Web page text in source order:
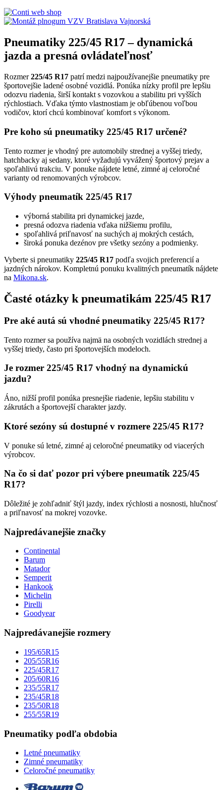
Pneumatiky 225/45 R17 – dynamická
jazda a presná ovládateľnosť
Rozmer225/45 R17 patrí medzi najpoužívanejšie pneumatiky pre
športovejšie ladené osobné vozidlá. Ponúka nízky profil pre lepšiu
odozvu riadenia, širší kontakt s vozovkou a stabilitu pri vyšších
rýchlostiach. Vďaka týmto vlastnostiam je obľúbenou voľbou
vodičov, ktorí chcú kombinovať komfort s výkonom.
Pre koho sú pneumatiky 225/45 R17 určené?
Tento rozmer je vhodný pre automobily strednej a vyššej triedy,
hatchbacky aj sedany, ktoré vyžadujú vyvážený športový prejav a
spoľahlivú trakciu. V ponuke nájdete letné, zimné aj celoročné
varianty od renomovaných výrobcov.
Výhody pneumatík 225/45 R17
výborná stabilita pri dynamickej jazde,
presná odozva riadenia vďaka nižšiemu profilu,
spoľahlivá priľnavosť na suchých aj mokrých cestách,
široká ponuka dezénov pre všetky sezóny a podmienky.
Vyberte si pneumatiky 225/45 R17 podľa svojich preferencií a
jazdných nárokov. Kompletnú ponuku kvalitných pneumatík nájdete
na Mikona.sk.
Časté otázky k pneumatikám 225/45 R17
Pre aké autá sú vhodné pneumatiky 225/45 R17?
Tento rozmer sa používa najmä na osobných vozidlách strednej a
vyššej triedy, často pri športovejších modeloch.
Je rozmer 225/45 R17 vhodný na dynamickú
jazdu?
Áno, nižší profil ponúka presnejšie riadenie, lepšiu stabilitu v
zákrutách a športovejší charakter jazdy.
Ktoré sezóny sú dostupné v rozmere 225/45 R17?
V ponuke sú letné, zimné aj celoročné pneumatiky od viacerých
výrobcov.
Na čo si dať pozor pri výbere pneumatík 225/45
R17?
Dôležité je zohľadniť štýl jazdy, index rýchlosti a nosnosti, hlučnosť
a priľnavosť na mokrej vozovke.
Najpredávanejšie značky
Continental
Barum
Matador
Semperit
Hankook
Michelin
Pirelli
Goodyear
Najpredávanejšie rozmery
195/65R15
205/55R16
225/45R17
205/60R16
235/55R17
235/45R18
235/50R18
255/55R19
Pneumatiky podľa obdobia
Letné pneumatiky
Zimné pneumatiky
Celoročné pneumatiky